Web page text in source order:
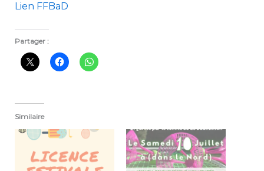
Lien FFBaD
Partager :
Similaire